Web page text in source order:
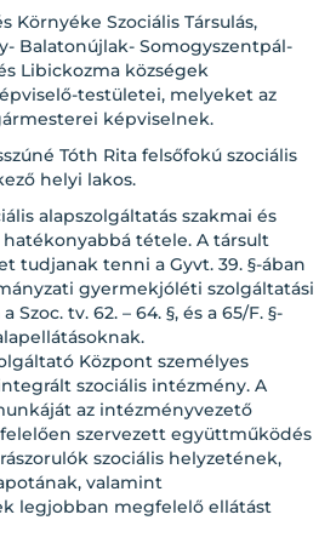
Környéke Szociális Társulás,
Balatonújlak- Somogyszentpál-
Libickozma községek
testületei, melyeket az
képviselnek.
Tóth Rita felsőfokú szociális
helyi lakos.
alapszolgáltatás szakmai és
hatékonyabbá tétele. A társult
tudjanak tenni a Gyvt. 39. §-ában
gyermekjóléti szolgáltatási
tv. 62. – 64. §, és a 65/F. §-
Központ személyes
szociális intézmény. A
az intézményvezető
szervezett együttműködés
szociális helyzetének,
valamint
legjobban megfelelő ellátást